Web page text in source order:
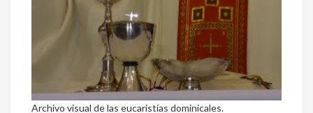
Archivo visual de las eucaristías dominicales.